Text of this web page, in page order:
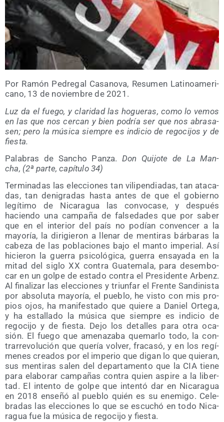
Por Ramón Pedre­gal Casa­no­va, Resu­men Lati­no­ame­ri­
cano, 13 de noviem­bre de 2021.
Luz da el fue­go, y cla­ri­dad las hogue­ras, como lo vemos
en las que nos cer­can y bien podría ser que nos abra­sa­
sen; pero la músi­ca siem­pre es indi­cio de rego­ci­jos y de
fiesta.
Pala­bras de San­cho Pan­za. Don Qui­jo­te de La Man­
cha, (2ª par­te, capí­tu­lo 34)
Ter­mi­na­das las elec­cio­nes tan vili­pen­dia­das, tan ata­ca­
das, tan deni­gra­das has­ta antes de que el gobierno
legí­ti­mo de Nica­ra­gua las con­vo­ca­se, y des­pués
hacien­do una cam­pa­ña de fal­se­da­des que por saber
que en el inte­rior del país no podían con­ven­cer a la
mayo­ría, la diri­gie­ron a lle­nar de men­ti­ras bár­ba­ras la
cabe­za de las pobla­cio­nes bajo el man­to impe­rial. Así
hicie­ron la gue­rra psi­co­ló­gi­ca, gue­rra ensa­ya­da en la
mitad del siglo XX con­tra Gua­te­ma­la, para desem­bo­
car en un gol­pe de esta­do con­tra el Pre­si­den­te Arbenz.
Al fina­li­zar las elec­cio­nes y triun­far el Fren­te San­di­nis­ta
por abso­lu­ta mayo­ría, el pue­blo, he vis­to con mis pro­
pios ojos, ha mani­fes­ta­do que quie­re a Daniel Orte­ga,
y ha esta­lla­do la músi­ca que siem­pre es indi­cio de
rego­ci­jo y de fies­ta. Dejo los deta­lles para otra oca­
sión. El fue­go que ame­na­za­ba que­mar­lo todo, la con­
tra­rre­vo­lu­ción que que­ría vol­ver, fra­ca­só, y en los regí­
me­nes crea­dos por el impe­rio que digan lo que quie­ran,
sus men­ti­ras salen del depar­ta­men­to que la CIA tie­ne
para ela­bo­rar cam­pa­ñas con­tra quien aspi­re a la liber­
tad. El inten­to de gol­pe que inten­tó dar en Nica­ra­gua
en 2018 ense­ñó al pue­blo quién es su enemi­go. Cele­
bra­das las elec­cio­nes lo que se escu­chó en todo Nica­
ra­gua fue la músi­ca de rego­ci­jo y fiesta.